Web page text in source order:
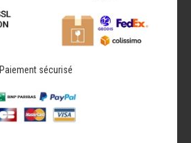
Paiement sécurisé